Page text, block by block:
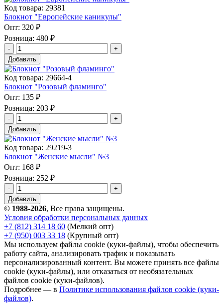
Код товара: 29381
Блокнот "Европейские каникулы"
Опт: 320 ₽
Розница: 480 ₽
Добавить
Код товара: 29664-4
Блокнот "Розовый фламинго"
Опт: 135 ₽
Розница: 203 ₽
Добавить
Код товара: 29219-3
Блокнот "Женские мысли" №3
Опт: 168 ₽
Розница: 252 ₽
Добавить
© 1988-2026, Все права защищены.
Условия обработки персональных данных
+7 (812) 314 18 60 (Мелкий опт)
+7 (950) 003 33 18 (Крупный опт)
Мы используем файлы cookie (куки-файлы), чтобы обеспечить
работу сайта, анализировать трафик и показывать
персонализированный контент. Вы можете принять все файлы
cookie (куки-файлы), или отказаться от необязательных
файлов cookie (куки-файлов).
Подробнее — в Политике использования файлов cookie (куки-
файлов).